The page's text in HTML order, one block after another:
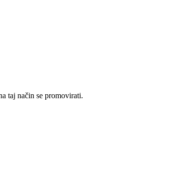
taj način se promovirati.